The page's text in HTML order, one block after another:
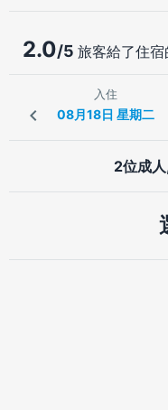
2.0/5 旅客給了住
入住
2位成